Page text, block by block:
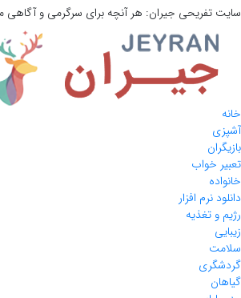
سایت تفریحی جیران: هر آنچه برای سرگرمی و آگاهی
خانه
آشپزی
بازیگران
تعبیر خواب
خانواده
دانلود نرم افزار
رژیم و تغذیه
زیبایی
سلامت
گردشگری
گیاهان